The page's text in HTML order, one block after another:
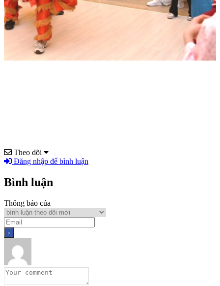
Theo dõi
Đăng nhập để bình luận
Bình luận
Thông báo của